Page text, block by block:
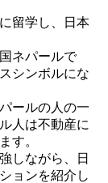
留学し、日本
ネパールで
シンボルにな
ールの⼈の⼀
人は不動産に
す。
しながら、日
ョンを紹介し